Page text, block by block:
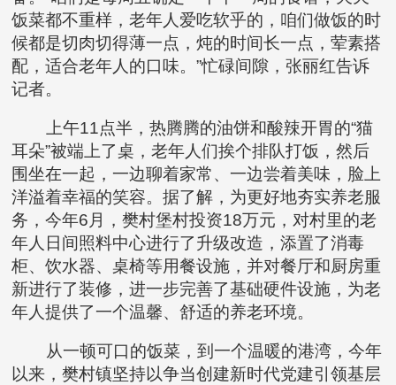
饭菜都不重样，老年人爱吃软乎的，咱们做饭的时
候都是切肉切得薄一点，炖的时间长一点，荤素搭
配，适合老年人的口味。”忙碌间隙，张丽红告诉
记者。
上午11点半，热腾腾的油饼和酸辣开胃的“猫
耳朵”被端上了桌，老年人们挨个排队打饭，然后
围坐在一起，一边聊着家常、一边尝着美味，脸上
洋溢着幸福的笑容。据了解，为更好地夯实养老服
务，今年6月，樊村堡村投资18万元，对村里的老
年人日间照料中心进行了升级改造，添置了消毒
柜、饮水器、桌椅等用餐设施，并对餐厅和厨房重
新进行了装修，进一步完善了基础硬件设施，为老
年人提供了一个温馨、舒适的养老环境。
从一顿可口的饭菜，到一个温暖的港湾，今年
以来，樊村镇坚持以争当创建新时代党建引领基层